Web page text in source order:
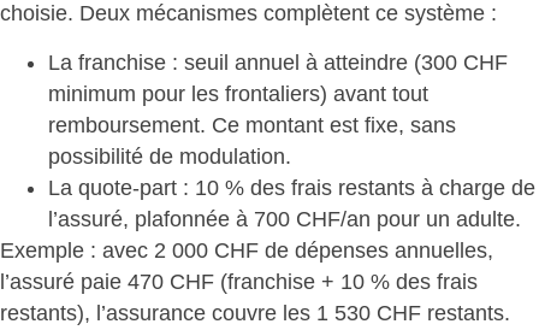
choisie. Deux mécanismes complètent ce système :
La franchise : seuil annuel à atteindre (300 CHF
minimum pour les frontaliers) avant tout
remboursement. Ce montant est fixe, sans
possibilité de modulation.
La quote-part : 10 % des frais restants à charge de
l’assuré, plafonnée à 700 CHF/an pour un adulte.
Exemple : avec 2 000 CHF de dépenses annuelles,
l’assuré paie 470 CHF (franchise + 10 % des frais
restants), l’assurance couvre les 1 530 CHF restants.